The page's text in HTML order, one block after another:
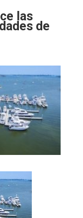
las
de